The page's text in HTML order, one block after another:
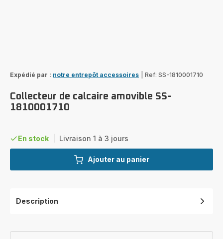
Expédié par : notre entrepôt accessoires Ref: SS-1810001710
Collecteur de calcaire amovible SS-
1810001710
En stock Livraison 1 à 3 jours
Ajouter au panier
Description